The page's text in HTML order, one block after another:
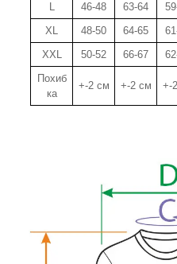
L
46-48 63-64
XL
48-50 64-65
XXL
50-52 66-67
Похиб
ка
+-2 см +-2 см +-